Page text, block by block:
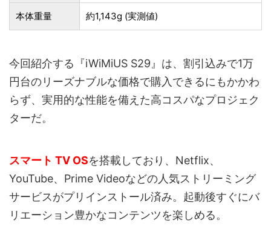
本体重量 約1,143g (実測値)
今回紹介する『iWiMiUS S29』は、割引込みで1万
円台のリーズナブルな価格で購入できるにもかかわ
らず、実用的な性能を備えた高コスパなプロジェク
ターだ。
スマート TV OSを搭載しており、Netflix、
YouTube、Prime Videoなどの人気ストリーミング
サービスがプリインストール済み。起動後すぐにバ
リエーション豊かなコンテンツを楽しめる。